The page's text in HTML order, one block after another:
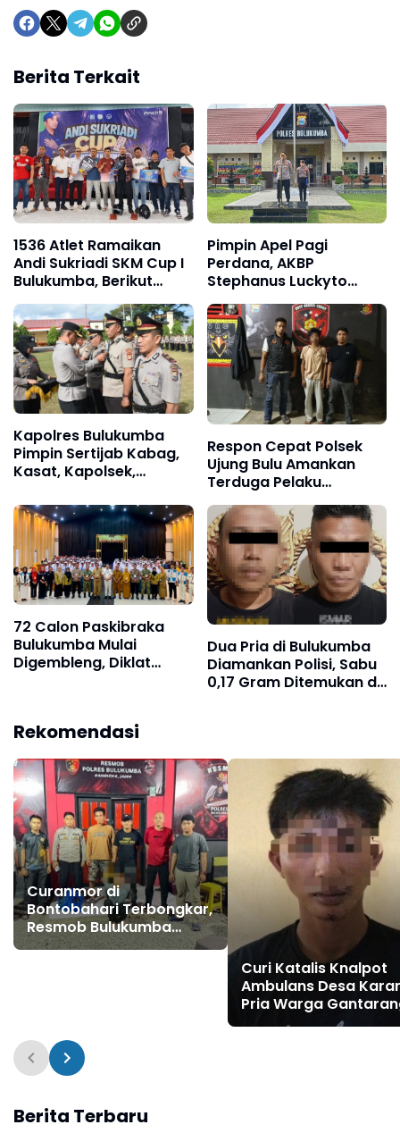
Berita Terkait
1536 Atlet Ramaikan
Andi Sukriadi SKM Cup I
Bulukumba, Berikut
Daftar Juara 1 hingga
64
Pimpin Apel Pagi
Perdana, AKBP
Stephanus Luckyto
Tekankan Disiplin,
Kebersihan, dan
Kecintaan terhadap
Organisasi
Kapolres Bulukumba
Pimpin Sertijab Kabag,
Kasat, Kapolsek,
Kasi Humas, ini
daftarnya
Respon Cepat Polsek
Ujung Bulu Amankan
Terduga Pelaku
Penyebaran Konten
Asusila di Medsos
72 Calon Paskibraka
Bulukumba Mulai
Digembleng, Diklat
Dua Pria di Bulukumba
Diamankan Polisi, Sabu
0,17 Gram Ditemukan di
Rekomendasi
Curanmor di
Bontobahari Terbongkar,
Resmob Bulukumba
Tangkap Pelaku yang
Curi Katalis Knalpot
Ambulans Desa
Pria Warga
Diamankan Polisi
Berita Terbaru